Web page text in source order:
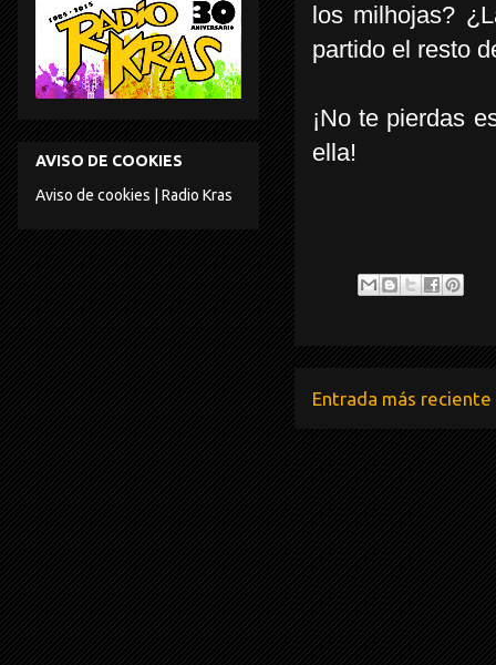
los milhojas?
partido el resto
¡No te pierdas
ella!
Entrada más reciente
AVISO DE COOKIES
Aviso de cookies | Radio Kras